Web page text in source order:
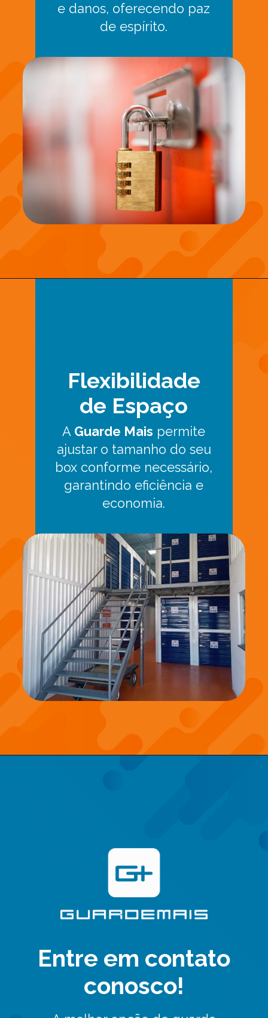
e danos, oferecendo paz
de espírito.
A Guarde Mais permite
ajustar o tamanho do seu
box conforme necessário,
garantindo eficiência e
economia.
Flexibilidade
de Espaço
Entre em contato
conosco!